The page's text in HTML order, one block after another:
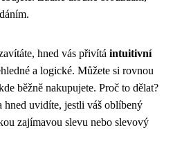
hned vás přivítá intuitivní
a logické. Můžete si rovnou
běžně nakupujete. Proč to dělat?
hned uvidíte, jestli váš oblíbený
zajímavou slevu nebo slevový